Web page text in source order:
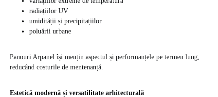
radiațiilor UV
umidității și precipitațiilor
poluării urbane
Panouri Arpanel își mențin aspectul și performanțele pe termen lung,
reducând costurile de mentenanță.
Estetică modernă și versatilitate arhitecturală